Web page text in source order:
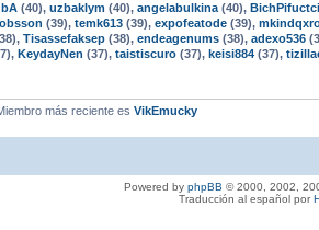
(40), uzbaklym (40), angelabulkina (40),
(39), temk613 (39), expofeatode (39),
Tisassefaksep (38), endeagenums (38), adexo536
KeydayNen (37), taistiscuro (37), keisi884 (37),
más reciente es VikEmucky
Powered by phpBB © 2000, 2002,
Traducción al español por